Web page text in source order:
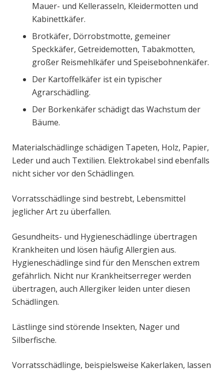
Mauer- und Kellerasseln, Kleidermotten und
Kabinettkäfer.
Brotkäfer, Dörrobstmotte, gemeiner
Speckkäfer, Getreidemotten, Tabakmotten,
großer Reismehlkäfer und Speisebohnenkäfer.
Der Kartoffelkäfer ist ein typischer
Agrarschädling.
Der Borkenkäfer schädigt das Wachstum der
Bäume.
Materialschädlinge schädigen Tapeten, Holz, Papier,
Leder und auch Textilien. Elektrokabel sind ebenfalls
nicht sicher vor den Schädlingen.
Vorratsschädlinge sind bestrebt, Lebensmittel
jeglicher Art zu überfallen.
Gesundheits- und Hygieneschädlinge übertragen
Krankheiten und lösen häufig Allergien aus.
Hygieneschädlinge sind für den Menschen extrem
gefährlich. Nicht nur Krankheitserreger werden
übertragen, auch Allergiker leiden unter diesen
Schädlingen.
Lästlinge sind störende Insekten, Nager und
Silberfische.
Vorratsschädlinge, beispielsweise Kakerlaken, lassen